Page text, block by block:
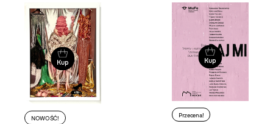
Kup
NOWOŚĆ!
Kup
Przecena!